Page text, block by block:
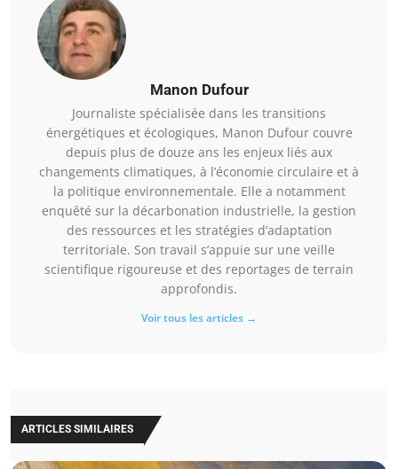
Manon Dufour
Journaliste spécialisée dans les transitions
énergétiques et écologiques, Manon Dufour couvre
depuis plus de douze ans les enjeux liés aux
changements climatiques, à l’économie circulaire et à
la politique environnementale. Elle a notamment
enquêté sur la décarbonation industrielle, la gestion
des ressources et les stratégies d’adaptation
territoriale. Son travail s’appuie sur une veille
scientifique rigoureuse et des reportages de terrain
approfondis.
Voir tous les articles →
ARTICLES SIMILAIRES